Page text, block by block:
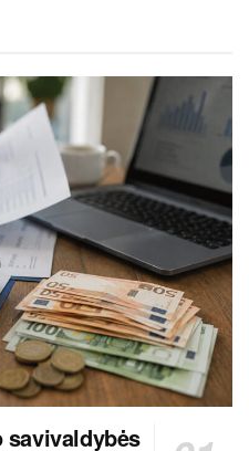
savivaldybės